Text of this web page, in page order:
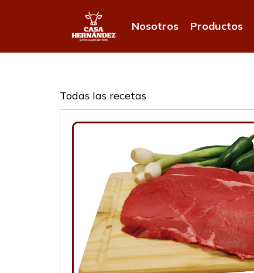
Nosotros Productos
Todas las recetas